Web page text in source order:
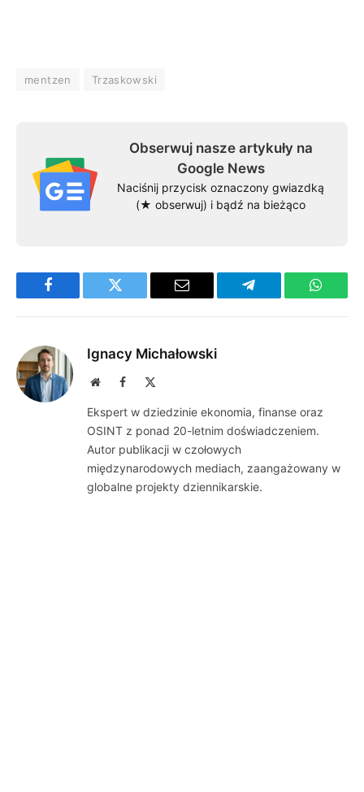
mentzen Trzaskowski
Obserwuj nasze artykuły na
Google News
Naciśnij przycisk oznaczony gwiazdką
(★ obserwuj) i bądź na bieżąco
Facebook Twitter Email Telegram
Ignacy Michałowski
WebsiteFacebook
Ekspert w dziedzinie ekonomia, finanse oraz
OSINT z ponad 20-letnim doświadczeniem.
Autor publikacji w czołowych
międzynarodowych mediach, zaangażowany w
globalne projekty dziennikarskie.